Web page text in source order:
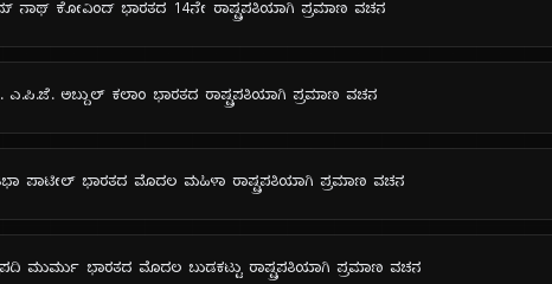
ನಾಥ್ ಕೋವಿಂದ್ ಭಾರತದ 14ನೇ ರಾಷ್ಟ್ರಪತಿಯಾಗಿ ಪ್ರಮಾಣ ವಚನ
ಎ.ಪಿ.ಜೆ. ಅಬ್ದುಲ್ ಕಲಾಂ ಭಾರತದ ರಾಷ್ಟ್ರಪತಿಯಾಗಿ ಪ್ರಮಾಣ ವಚನ
ಪಾಟೀಲ್ ಭಾರತದ ಮೊದಲ ಮಹಿಳಾ ರಾಷ್ಟ್ರಪತಿಯಾಗಿ ಪ್ರಮಾಣ ವಚನ
ಮುರ್ಮು ಭಾರತದ ಮೊದಲ ಬುಡಕಟ್ಟು ರಾಷ್ಟ್ರಪತಿಯಾಗಿ ಪ್ರಮಾಣ ವಚನ